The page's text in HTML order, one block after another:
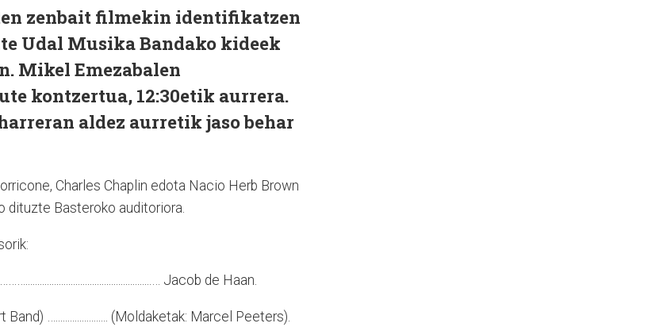
zenbait filmekin identifikatzen
Udal Musika Bandako kideek
Mikel Emezabalen
kontzertua, 12:30etik aurrera.
aldez aurretik jaso behar
Charles Chaplin edota Nacio Herb Brown
dituzte Basteroko auditoriora.
Jacob de Haan.
…...................... (Moldaketak: Marcel Peeters).